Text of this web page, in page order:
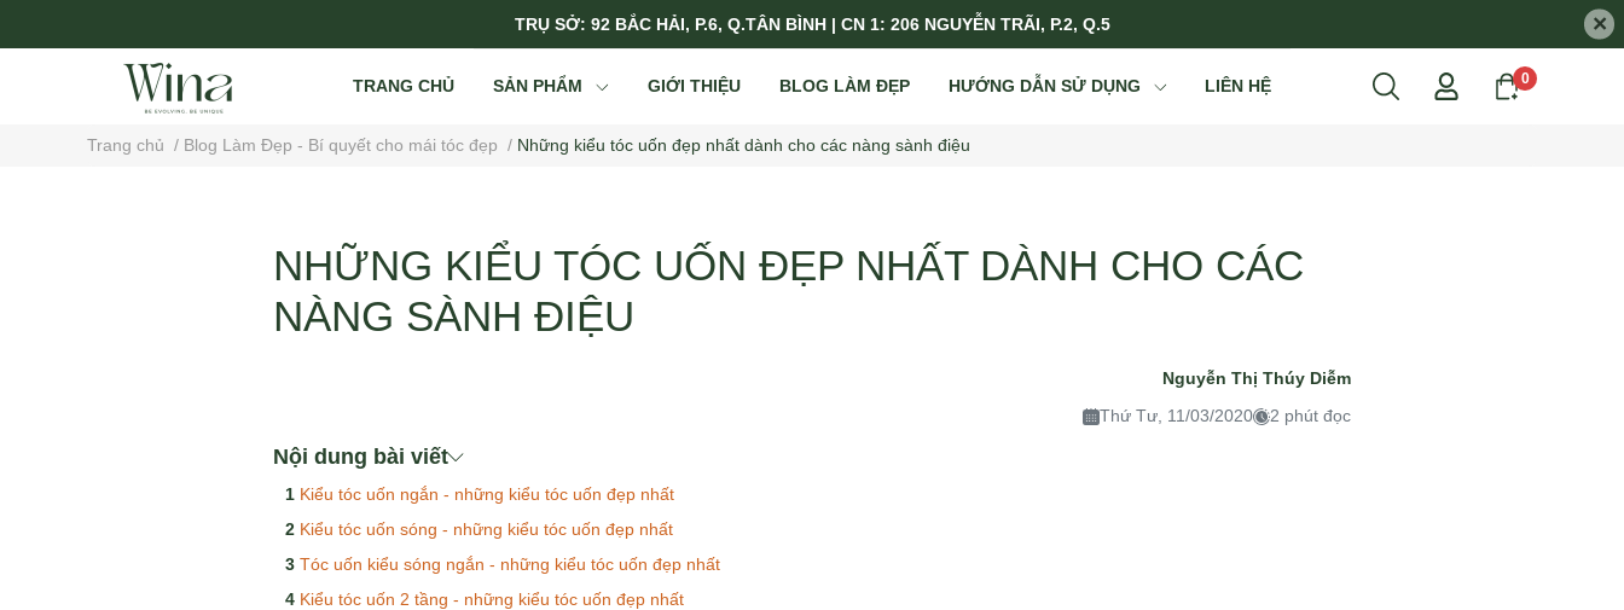
TRỤ SỞ: 92 BẮC HẢI, P.6, Q.TÂN BÌNH | CN 1: 206 NGUYỄN TRÃI, P.2, Q.5 ×
TRANG CHỦ SẢN PHẨM GIỚI THIỆU BLOG LÀM ĐẸP HƯỚNG DẪN SỬ DỤNG LIÊN HỆ 0
Trang chủ / Blog Làm Đẹp - Bí quyết cho mái tóc đẹp / Những kiểu tóc uốn đẹp nhất dành cho các nàng sành điệu
NHỮNG KIỂU TÓC UỐN ĐẸP NHẤT DÀNH CHO CÁC
NÀNG SÀNH ĐIỆU
Nguyễn Thị Thúy Diễm
Thứ Tư, 11/03/2020
2 phút đọc
Nội dung bài viết
Kiểu tóc uốn ngắn - những kiểu tóc uốn đẹp nhất
Kiểu tóc uốn sóng - những kiểu tóc uốn đẹp nhất
Tóc uốn kiểu sóng ngắn - những kiểu tóc uốn đẹp nhất
Kiểu tóc uốn 2 tầng - những kiểu tóc uốn đẹp nhất